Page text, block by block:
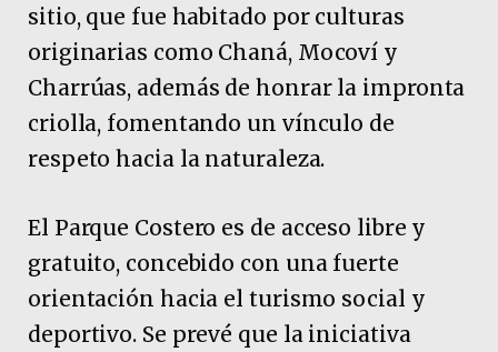
sitio, que fue habitado por culturas
originarias como Chaná, Mocoví y
Charrúas, además de honrar la impronta
criolla, fomentando un vínculo de
respeto hacia la naturaleza.
El Parque Costero es de acceso libre y
gratuito, concebido con una fuerte
orientación hacia el turismo social y
deportivo. Se prevé que la iniciativa